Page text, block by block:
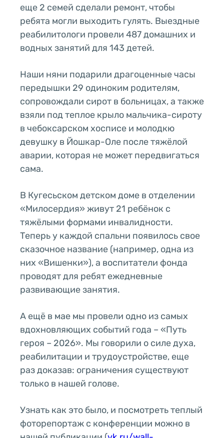
еще 2 семей сделали ремонт, чтобы
ребята могли выходить гулять. Выездные
реабилитологи провели 487 домашних и
водных занятий для 143 детей.
Наши няни подарили драгоценные часы
передышки 29 одиноким родителям,
сопровождали сирот в больницах, а также
взяли под теплое крыло мальчика-сироту
в чебоксарском хосписе и молодкю
девушку в Йошкар-Оле после тяжёлой
аварии, которая не может передвигаться
сама.
В Кугесьском детском доме в отделении
«Милосердия» живут 21 ребёнок с
тяжёлыми формами инвалидности.
Теперь у каждой спальни появилось свое
сказочное название (например, одна из
них «Вишенки»), а воспитатели фонда
проводят для ребят ежедневные
развивающие занятия.
А ещё в мае мы провели одно из самых
вдохновляющих событий года – «Путь
героя – 2026». Мы говорили о силе духа,
реабилитации и трудоустройстве, еще
раз доказав: ограничения существуют
только в нашей голове.
Узнать как это было, и посмотреть теплый
фоторепортаж с конференции можно в